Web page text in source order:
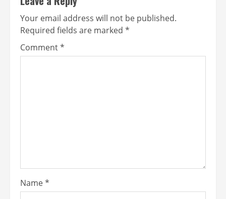
Your email address will not be published.
Required fields are marked *
Comment*
Name*